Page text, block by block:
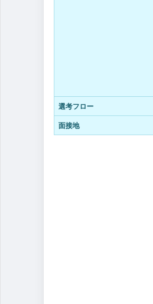
選考フロー
面接地